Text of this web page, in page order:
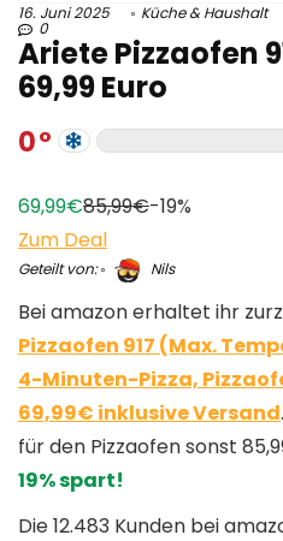
16. Juni 2025 Küche & Haushalt
0
Ariete Pizzaofen
69,99 Euro
0
69,99€85,99€-19%
Zum Deal
Geteilt von: Nils
Bei amazon erhaltet ihr
Pizzaofen 917 (Max.
4-Minuten-Pizza,
69,99€ inklusive Versand
für den Pizzaofen sonst
19% spart!
Die 12.483 Kunden bei